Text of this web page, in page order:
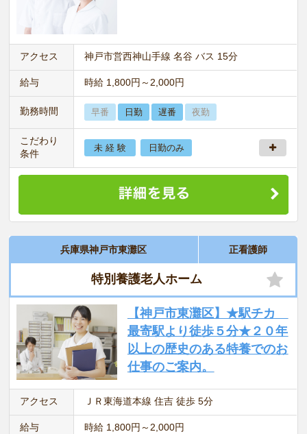
アクセス 神戸市営西神山手線 名谷 バス 15分
給与 時給 1,800円～2,000円
勤務時間 早番 日勤 遅番 夜勤
こだわり
条件
未 経 験 日勤のみ
兵庫県神戸市東灘区 正看護師
特別養護老人ホーム
【神戸市東灘区】★駅チカ
最寄駅より徒歩５分★２０年
以上の歴史のある特養でのお
仕事のご案内。
アクセス ＪＲ東海道本線 住吉 徒歩 5分
給与 時給 1,800円～2,000円